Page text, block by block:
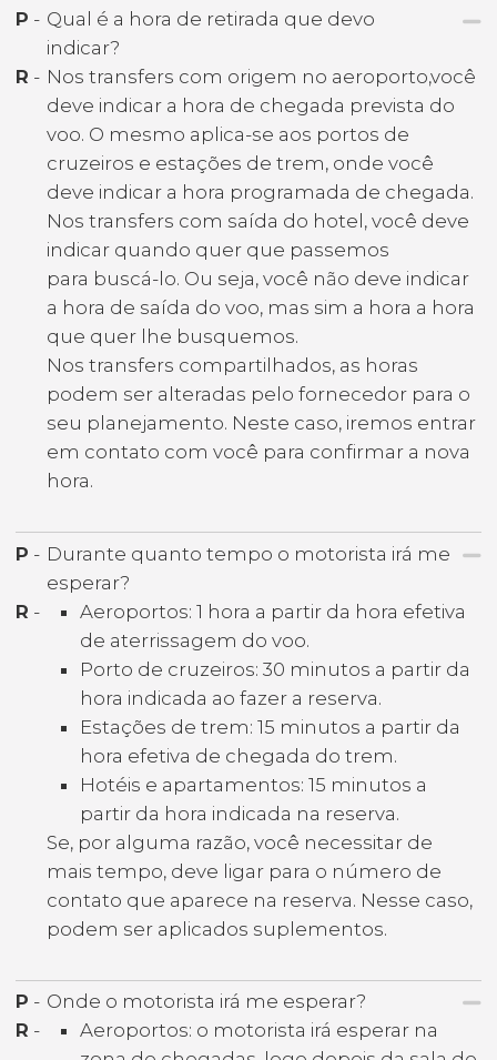
P - Qual é a hora de retirada que devo
indicar?
R - Nos transfers com origem no aeroporto,você
deve indicar a hora de chegada prevista do
voo. O mesmo aplica-se aos portos de
cruzeiros e estações de trem, onde você
deve indicar a hora programada de chegada.
Nos transfers com saída do hotel, você deve
indicar quando quer que passemos
para buscá-lo. Ou seja, você não deve indicar
a hora de saída do voo, mas sim a hora a hora
que quer lhe busquemos.
Nos transfers compartilhados, as horas
podem ser alteradas pelo fornecedor para o
seu planejamento. Neste caso, iremos entrar
em contato com você para confirmar a nova
hora.
P - Durante quanto tempo o motorista irá me
esperar?
R -
Aeroportos: 1 hora a partir da hora efetiva
de aterrissagem do voo.
Porto de cruzeiros: 30 minutos a partir da
hora indicada ao fazer a reserva.
Estações de trem: 15 minutos a partir da
hora efetiva de chegada do trem.
Hotéis e apartamentos: 15 minutos a
partir da hora indicada na reserva.
Se, por alguma razão, você necessitar de
mais tempo, deve ligar para o número de
contato que aparece na reserva. Nesse caso,
podem ser aplicados suplementos.
P - Onde o motorista irá me esperar?
R -
Aeroportos: o motorista irá esperar na